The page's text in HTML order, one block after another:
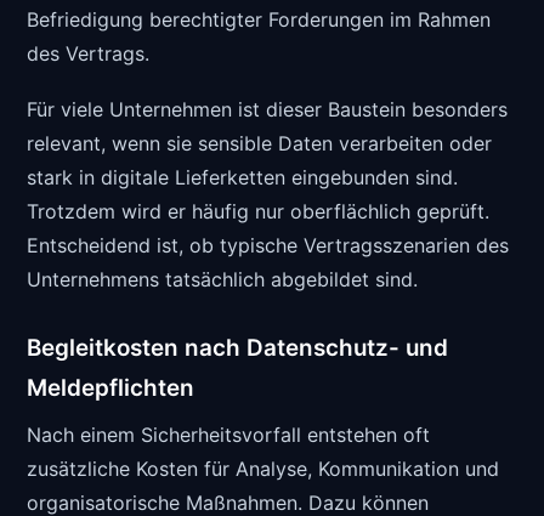
Befriedigung berechtigter Forderungen im Rahmen
des Vertrags.
Für viele Unternehmen ist dieser Baustein besonders
relevant, wenn sie sensible Daten verarbeiten oder
stark in digitale Lieferketten eingebunden sind.
Trotzdem wird er häufig nur oberflächlich geprüft.
Entscheidend ist, ob typische Vertragsszenarien des
Unternehmens tatsächlich abgebildet sind.
Begleitkosten nach Datenschutz- und
Meldepflichten
Nach einem Sicherheitsvorfall entstehen oft
zusätzliche Kosten für Analyse, Kommunikation und
organisatorische Maßnahmen. Dazu können